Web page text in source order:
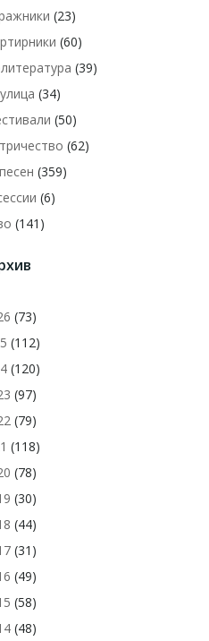
(23)
(60)
(39)
(34)
(50)
(62)
(359)
(6)
(141)
(73)
(112)
(120)
(97)
(79)
(118)
(78)
(30)
(44)
(31)
(49)
(58)
(48)